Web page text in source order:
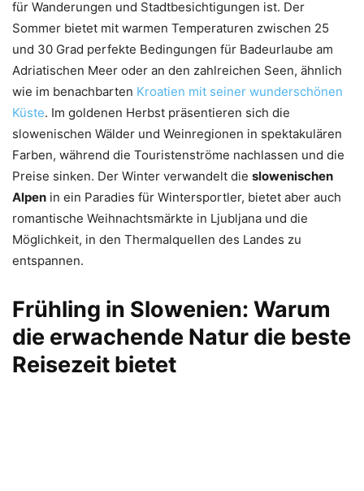
für Wanderungen und Stadtbesichtigungen ist. Der
Sommer bietet mit warmen Temperaturen zwischen 25
und 30 Grad perfekte Bedingungen für Badeurlaube am
Adriatischen Meer oder an den zahlreichen Seen, ähnlich
wie im benachbarten Kroatien mit seiner wunderschönen
Küste. Im goldenen Herbst präsentieren sich die
slowenischen Wälder und Weinregionen in spektakulären
Farben, während die Touristenströme nachlassen und die
Preise sinken. Der Winter verwandelt die slowenischen
Alpen in ein Paradies für Wintersportler, bietet aber auch
romantische Weihnachtsmärkte in Ljubljana und die
Möglichkeit, in den Thermalquellen des Landes zu
entspannen.
Frühling in Slowenien: Warum
die erwachende Natur die beste
Reisezeit bietet